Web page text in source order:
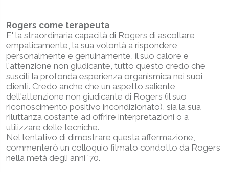
Rogers come terapeuta
E' la straordinaria capacità di Rogers di ascoltare
empaticamente, la sua volontà a rispondere
personalmente e genuinamente, il suo calore e
l'attenzione non giudicante, tutto questo credo che
susciti la profonda esperienza organismica nei suoi
clienti. Credo anche che un aspetto saliente
dell'attenzione non giudicante di Rogers (il suo
riconoscimento positivo incondizionato), sia la sua
riluttanza costante ad offrire interpretazioni o a
utilizzare delle tecniche.
Nel tentativo di dimostrare questa affermazione,
commenterò un colloquio filmato condotto da Rogers
nella metà degli anni '70.